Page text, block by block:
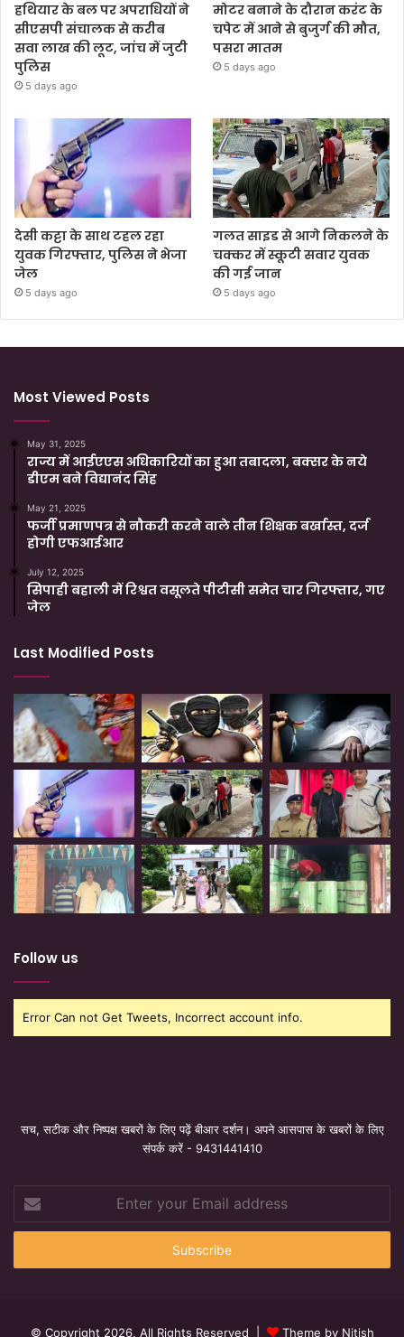
हथियार के बल पर अपराधियों ने
सीएसपी संचालक से करीब
सवा लाख की लूट, जांच में जुटी
पुलिस
5 days ago
मोटर बनाने के दौरान करंट के
चपेट में आने से बुजुर्ग की मौत,
पसरा मातम
5 days ago
देसी कट्टा के साथ टहल रहा
युवक गिरफ्तार, पुलिस ने भेजा
जेल
5 days ago
गलत साइड से आगे निकलने के
चक्कर में स्कूटी सवार युवक
की गई जान
5 days ago
Most Viewed Posts
May 31, 2025
राज्य में आईएएस अधिकारियों का हुआ तबादला, बक्सर के नये
डीएम बने विद्यानंद सिंह
May 21, 2025
फर्जी प्रमाणपत्र से नौकरी करने वाले तीन शिक्षक बर्खास्त, दर्ज
होगी एफआईआर
July 12, 2025
सिपाही बहाली में रिश्वत वसूलते पीटीसी समेत चार गिरफ्तार, गए
जेल
Last Modified Posts
Follow us
Error Can not Get Tweets, Incorrect account info.
सच, सटीक और निष्पक्ष खबरों के लिए पढ़ें बीआर दर्शन। अपने आसपास के खबरों के लिए
संपर्क करें - 9431441410
your
Email
© Copyright 2026, All Rights Reserved | Theme by Nitish